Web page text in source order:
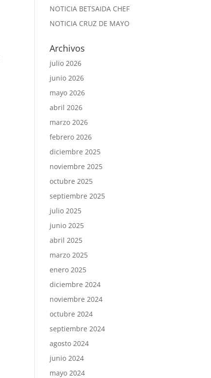
NOTICIA BETSAIDA CHEF
NOTICIA CRUZ DE MAYO
Archivos
julio 2026
junio 2026
mayo 2026
abril 2026
marzo 2026
febrero 2026
diciembre 2025
noviembre 2025
octubre 2025
septiembre 2025
julio 2025
junio 2025
abril 2025
marzo 2025
enero 2025
diciembre 2024
noviembre 2024
octubre 2024
septiembre 2024
agosto 2024
junio 2024
mayo 2024